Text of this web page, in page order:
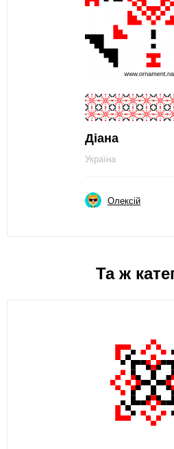
Діана
Україна
Олексій
Та ж